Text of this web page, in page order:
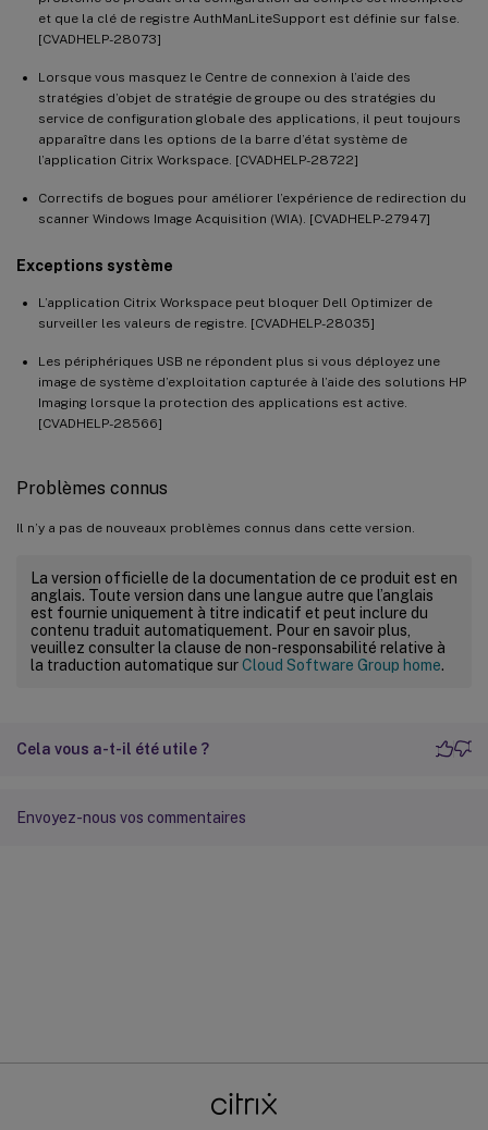
et que la clé de registre AuthManLiteSupport est définie sur false.
[CVADHELP-28073]
Lorsque vous masquez le Centre de connexion à l’aide des
stratégies d’objet de stratégie de groupe ou des stratégies du
service de configuration globale des applications, il peut toujours
apparaître dans les options de la barre d’état système de
l’application Citrix Workspace. [CVADHELP-28722]
Correctifs de bogues pour améliorer l’expérience de redirection du
scanner Windows Image Acquisition (WIA). [CVADHELP-27947]
Exceptions système
L’application Citrix Workspace peut bloquer Dell Optimizer de
surveiller les valeurs de registre. [CVADHELP-28035]
Les périphériques USB ne répondent plus si vous déployez une
image de système d’exploitation capturée à l’aide des solutions HP
Imaging lorsque la protection des applications est active.
[CVADHELP-28566]
Problèmes connus
Il n’y a pas de nouveaux problèmes connus dans cette version.
La version officielle de la documentation de ce produit est en
anglais. Toute version dans une langue autre que l’anglais
est fournie uniquement à titre indicatif et peut inclure du
contenu traduit automatiquement. Pour en savoir plus,
veuillez consulter la clause de non-responsabilité relative à
la traduction automatique surCloud Software Group home.
Cela vous a-t-il été utile ?
Envoyez-nous vos commentaires